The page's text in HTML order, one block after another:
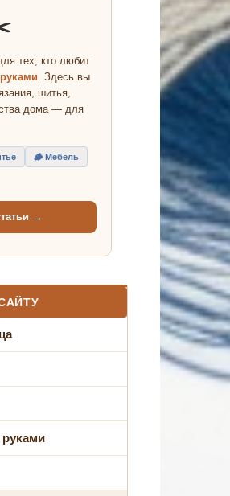
тех, кто любит
. Здесь вы
шитья,
дома — для
🪵 Мебель
→